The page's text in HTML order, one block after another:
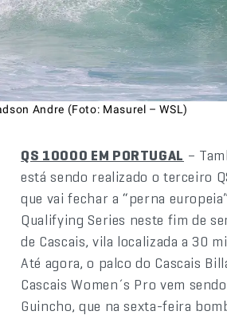
Andre (Foto: Masurel – WSL)
QS 10000 EM PORTUGAL –
está sendo realizado o terceiro
que vai fechar a “perna
Qualifying Series neste fim de
de Cascais, vila localizada a 30
Até agora, o palco do Cascais
Cascais Women´s Pro vem
Guincho, que na sexta-feira